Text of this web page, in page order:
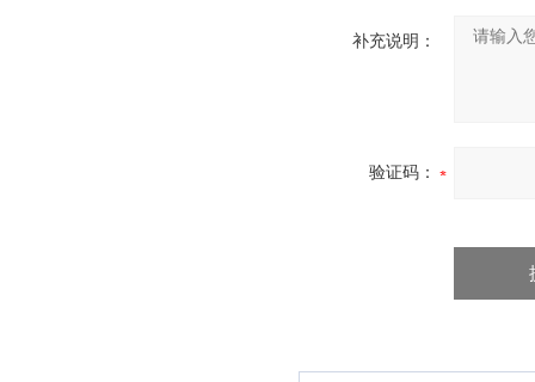
补充说明：
验证码：